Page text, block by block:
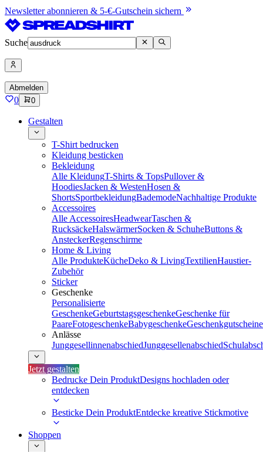
Newsletter abonnieren & 5-€-Gutschein sichern
Suche
Abmelden
0 0
Gestalten
T-Shirt bedrucken
Kleidung besticken
Bekleidung
Alle KleidungT-Shirts & TopsPullover &
HoodiesJacken & WestenHosen &
ShortsSportbekleidungBademodeNachhaltige Produkte
Accessoires
Alle AccessoiresHeadwearTaschen &
RucksäckeHalswärmerSocken & SchuheButtons &
AnsteckerRegenschirme
Home & Living
Alle ProdukteKücheDeko & LivingTextilienHaustier-
Zubehör
Sticker
Geschenke
Personalisierte
GeschenkeGeburtstagsgeschenkeGeschenke für
PaareFotogeschenkeBabygeschenkeGeschenkgutscheine
Anlässe
JunggesellinnenabschiedJunggesellenabschied
Jetzt gestalten
Bedrucke Dein ProduktDesigns hochladen oder
entdecken
Besticke Dein ProduktEntdecke kreative Stickmotive
Shoppen